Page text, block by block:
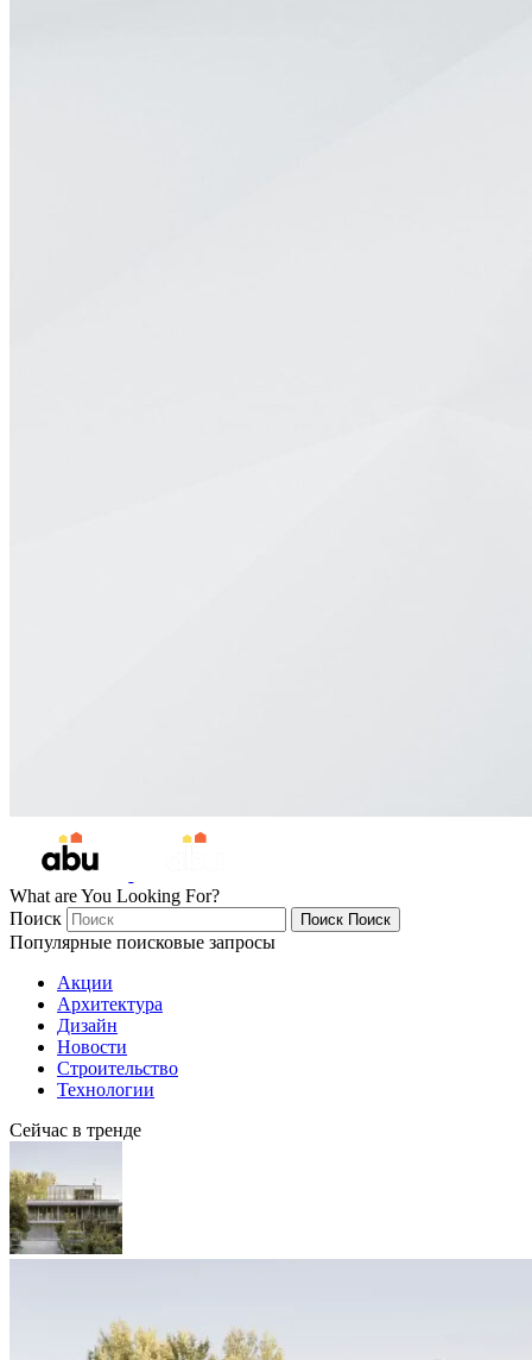
What are You Looking For?
Поиск
Поиск Поиск
Популярные поисковые запросы
Акции
Архитектура
Дизайн
Новости
Строительство
Технологии
Сейчас в тренде